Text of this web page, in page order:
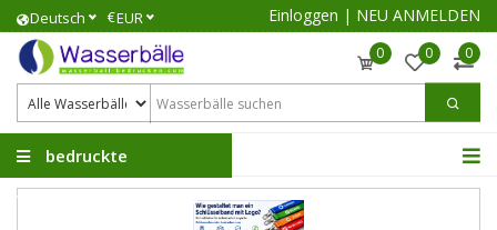
Deutsch €EUR Einloggen | NEU ANMELDEN
0 0 0
bedruckte
Wasserbälle